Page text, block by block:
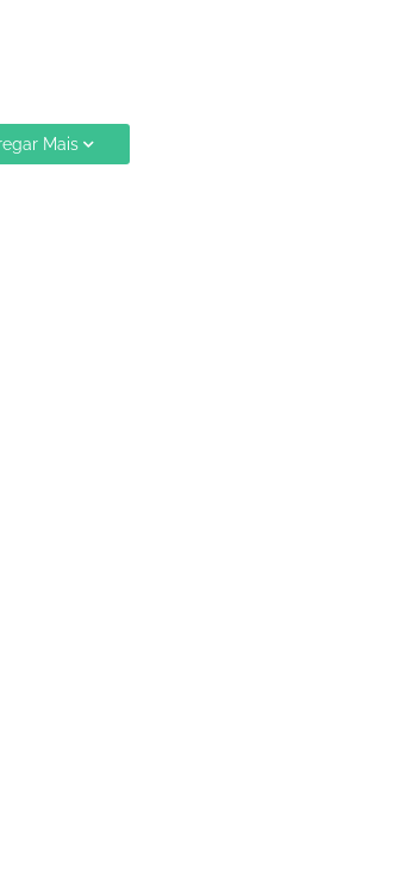
Mais